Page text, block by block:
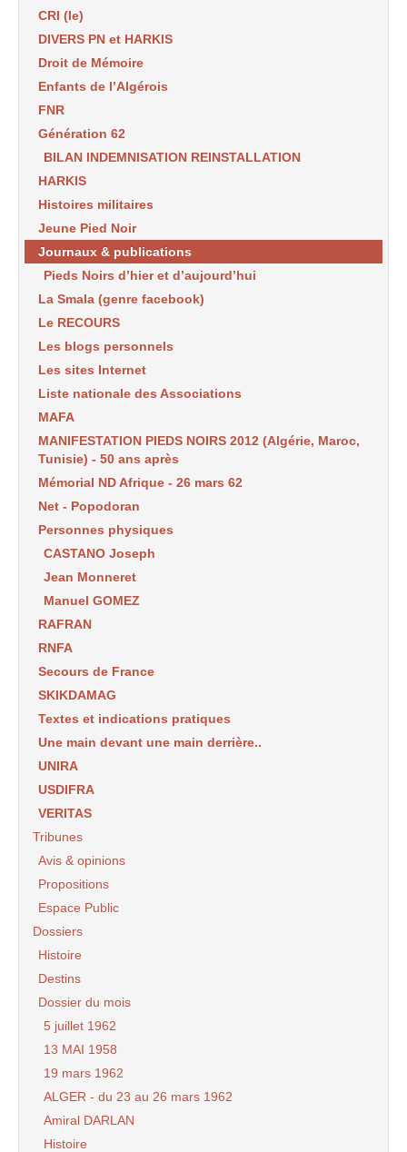
CRI (le)
DIVERS PN et HARKIS
Droit de Mémoire
Enfants de l’Algérois
FNR
Génération 62
BILAN INDEMNISATION REINSTALLATION
HARKIS
Histoires militaires
Jeune Pied Noir
Journaux & publications
Pieds Noirs d’hier et d’aujourd’hui
La Smala (genre facebook)
Le RECOURS
Les blogs personnels
Les sites Internet
Liste nationale des Associations
MAFA
MANIFESTATION PIEDS NOIRS 2012 (Algérie, Maroc,
Tunisie) - 50 ans après
Mémorial ND Afrique - 26 mars 62
Net - Popodoran
Personnes physiques
CASTANO Joseph
Jean Monneret
Manuel GOMEZ
RAFRAN
RNFA
Secours de France
SKIKDAMAG
Textes et indications pratiques
Une main devant une main derrière..
UNIRA
USDIFRA
VERITAS
Tribunes
Avis & opinions
Propositions
Espace Public
Dossiers
Histoire
Destins
Dossier du mois
5 juillet 1962
13 MAI 1958
19 mars 1962
ALGER - du 23 au 26 mars 1962
Amiral DARLAN
Histoire